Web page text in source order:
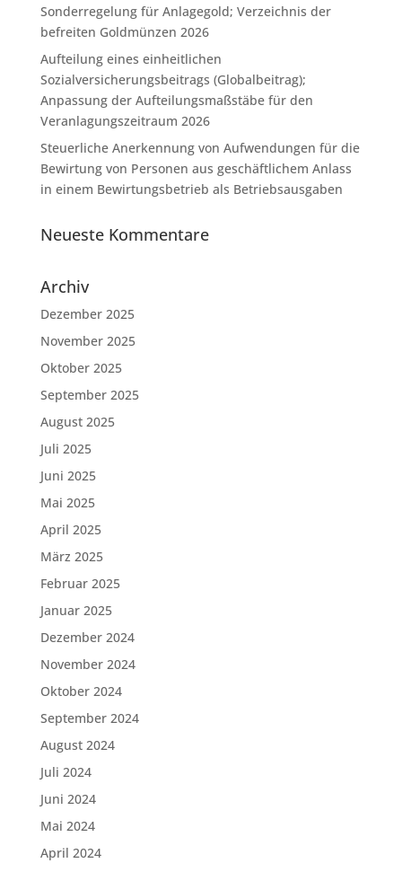
Sonderregelung für Anlagegold; Verzeichnis der
befreiten Goldmünzen 2026
Aufteilung eines einheitlichen
Sozialversicherungsbeitrags (Globalbeitrag);
Anpassung der Aufteilungsmaßstäbe für den
Veranlagungszeitraum 2026
Steuerliche Anerkennung von Aufwendungen für die
Bewirtung von Personen aus geschäftlichem Anlass
in einem Bewirtungsbetrieb als Betriebsausgaben
Neueste Kommentare
Archiv
Dezember 2025
November 2025
Oktober 2025
September 2025
August 2025
Juli 2025
Juni 2025
Mai 2025
April 2025
März 2025
Februar 2025
Januar 2025
Dezember 2024
November 2024
Oktober 2024
September 2024
August 2024
Juli 2024
Juni 2024
Mai 2024
April 2024